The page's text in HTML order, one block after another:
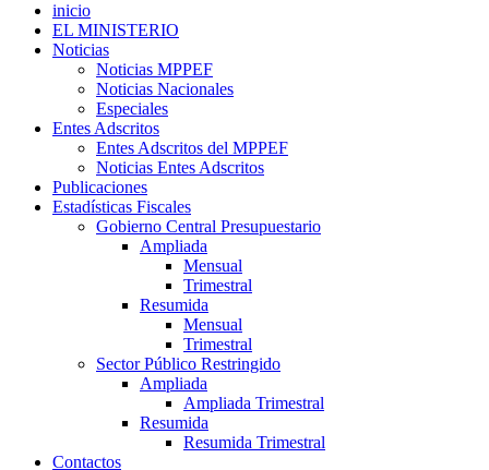
inicio
EL MINISTERIO
Noticias
Noticias MPPEF
Noticias Nacionales
Especiales
Entes Adscritos
Entes Adscritos del MPPEF
Noticias Entes Adscritos
Publicaciones
Estadísticas Fiscales
Gobierno Central Presupuestario
Ampliada
Mensual
Trimestral
Resumida
Mensual
Trimestral
Sector Público Restringido
Ampliada
Ampliada Trimestral
Resumida
Resumida Trimestral
Contactos